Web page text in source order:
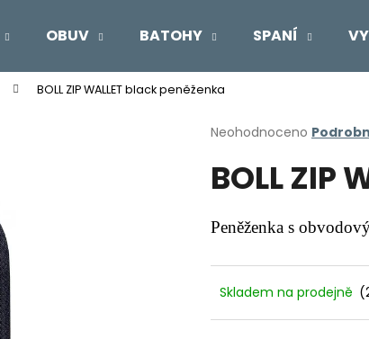
OBUV BATOHY SPANÍ
BOLL ZIP WALLET black peněženka
Průměrné
produktu
je
z
5
Neohodnoceno
BOLL ZIP
Peněženka s
Skladem na prodejně
Co potřebujete najít?
HLEDAT